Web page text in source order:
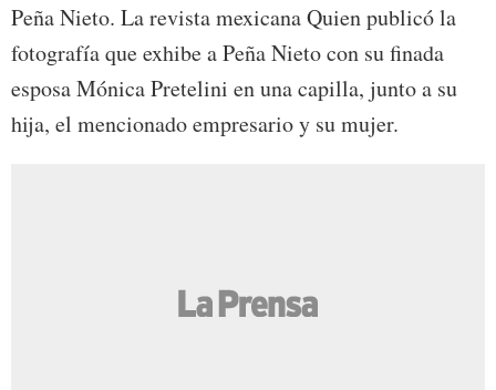
Peña Nieto. La revista mexicana Quien publicó la
fotografía que exhibe a Peña Nieto con su finada
esposa Mónica Pretelini en una capilla, junto a su
hija, el mencionado empresario y su mujer.